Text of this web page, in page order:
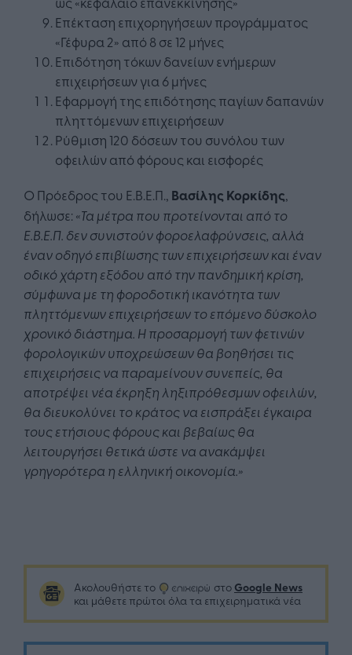
Επέκταση επιχορηγήσεων προγράμματος
«Γέφυρα 2» από 8 σε 12 μήνες
Επιδότηση τόκων δανείων ενήμερων
επιχειρήσεων για 6 μήνες
Εφαρμογή της επιδότησης παγίων δαπανών
πληττόμενων επιχειρήσεων
Ρύθμιση 120 δόσεων του συνόλου των
οφειλών από φόρους και εισφορές
Ο Πρόεδρος του Ε.Β.Ε.Π., Βασίλης Κορκίδης,
δήλωσε: «Τα μέτρα που προτείνονται από το
Ε.Β.Ε.Π. δεν συνιστούν φοροελαφρύνσεις, αλλά
έναν οδηγό επιβίωσης των επιχειρήσεων και έναν
οδικό χάρτη εξόδου από την πανδημική κρίση,
σύμφωνα με τη φοροδοτική ικανότητα των
πληττόμενων επιχειρήσεων το επόμενο δύσκολο
χρονικό διάστημα. Η προσαρμογή των φετινών
φορολογικών υποχρεώσεων θα βοηθήσει τις
επιχειρήσεις να παραμείνουν συνεπείς, θα
αποτρέψει νέα έκρηξη ληξιπρόθεσμων οφειλών,
θα διευκολύνει το κράτος να εισπράξει έγκαιρα
τους ετήσιους φόρους και βεβαίως θα
λειτουργήσει θετικά ώστε να ανακάμψει
γρηγορότερα η ελληνική οικονομία.»
Ακολουθήστε το στο Google News
και μάθετε πρώτοι όλα τα επιχειρηματικά νέα